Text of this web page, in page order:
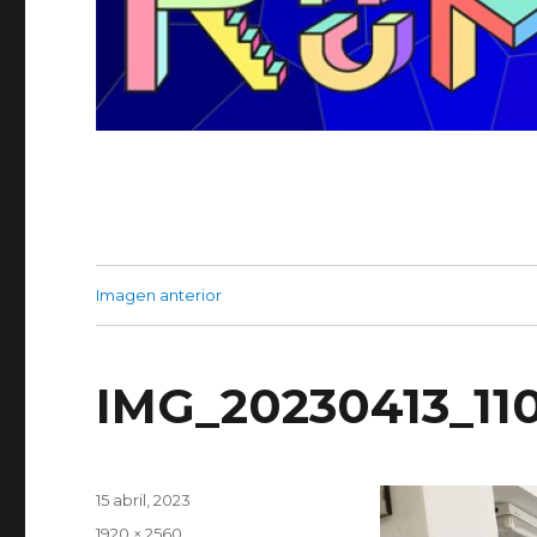
Imagen anterior
Publicado
el
15 abril, 2023